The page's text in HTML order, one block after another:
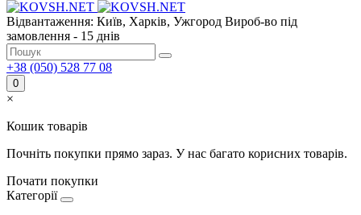
Відвантаження: Київ, Харків, Ужгород Вироб-во під
замовлення - 15 днів
+38 (050) 528 77 08
0
×
Кошик товарів
Почніть покупки прямо зараз. У нас багато корисних товарів.
Почати покупки
Категорії